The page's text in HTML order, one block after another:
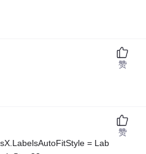
赞
= Lab
赞